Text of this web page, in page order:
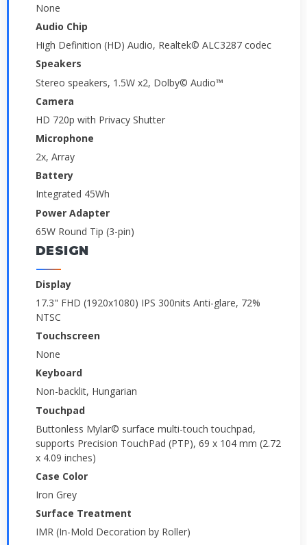
None
Audio Chip
High Definition (HD) Audio, Realtek© ALC3287 codec
Speakers
Stereo speakers, 1.5W x2, Dolby© Audio™
Camera
HD 720p with Privacy Shutter
Microphone
2x, Array
Battery
Integrated 45Wh
Power Adapter
65W Round Tip (3-pin)
DESIGN
Display
17.3" FHD (1920x1080) IPS 300nits Anti-glare, 72%
NTSC
Touchscreen
None
Keyboard
Non-backlit, Hungarian
Touchpad
Buttonless Mylar© surface multi-touch touchpad,
supports Precision TouchPad (PTP), 69 x 104 mm (2.72
x 4.09 inches)
Case Color
Iron Grey
Surface Treatment
IMR (In-Mold Decoration by Roller)